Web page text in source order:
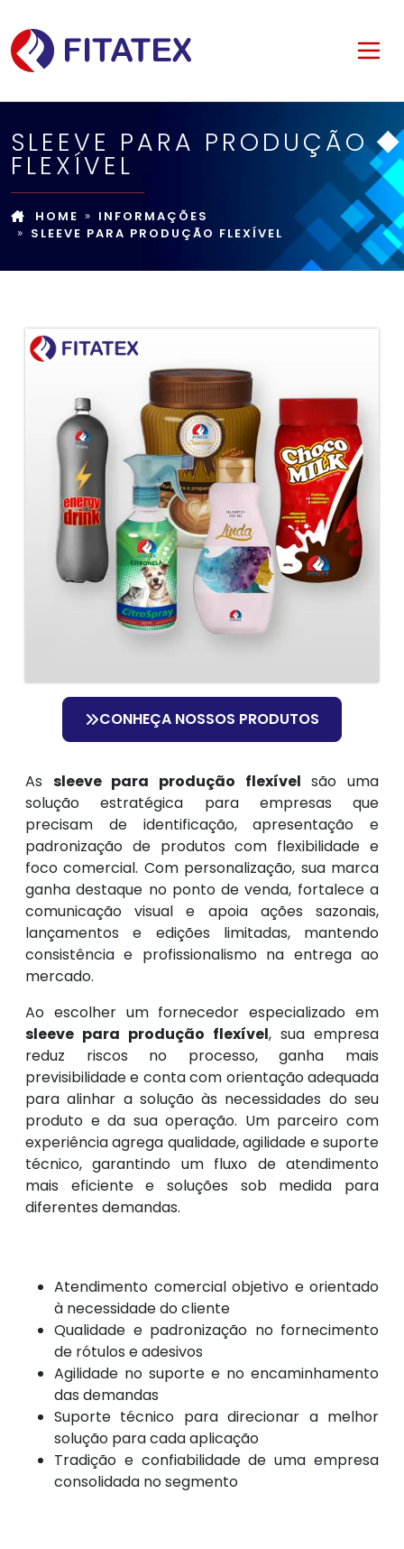
SLEEVE PARA PRODUÇÃO
FLEXÍVEL
HOME
INFORMAÇÕES
SLEEVE PARA PRODUÇÃO FLEXÍVEL
As sleeve para produção flexível são uma
solução estratégica para empresas que
precisam de identificação, apresentação e
padronização de produtos com flexibilidade e
foco comercial. Com personalização, sua marca
ganha destaque no ponto de venda, fortalece a
comunicação visual e apoia ações sazonais,
lançamentos e edições limitadas, mantendo
consistência e profissionalismo na entrega ao
mercado.
Ao escolher um fornecedor especializado em
sleeve para produção flexível, sua empresa
reduz riscos no processo, ganha mais
previsibilidade e conta com orientação adequada
para alinhar a solução às necessidades do seu
produto e da sua operação. Um parceiro com
experiência agrega qualidade, agilidade e suporte
técnico, garantindo um fluxo de atendimento
mais eficiente e soluções sob medida para
diferentes demandas.
CONHEÇA NOSSOS PRODUTOS
Atendimento comercial objetivo e orientado
à necessidade do cliente
Qualidade e padronização no fornecimento
de rótulos e adesivos
Agilidade no suporte e no encaminhamento
das demandas
Suporte técnico para direcionar a melhor
solução para cada aplicação
Tradição e confiabilidade de uma empresa
consolidada no segmento